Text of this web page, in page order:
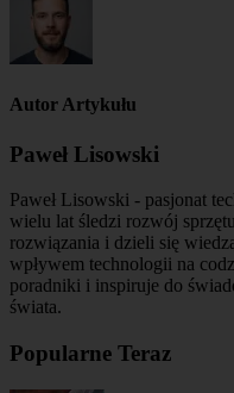
Autor Artykułu
Paweł Lisowski
Paweł Lisowski - pasjonat
wielu lat śledzi rozwój
rozwiązania i dzieli się
wpływem technologii na
poradniki i inspiruje do
świata.
Popularne Teraz